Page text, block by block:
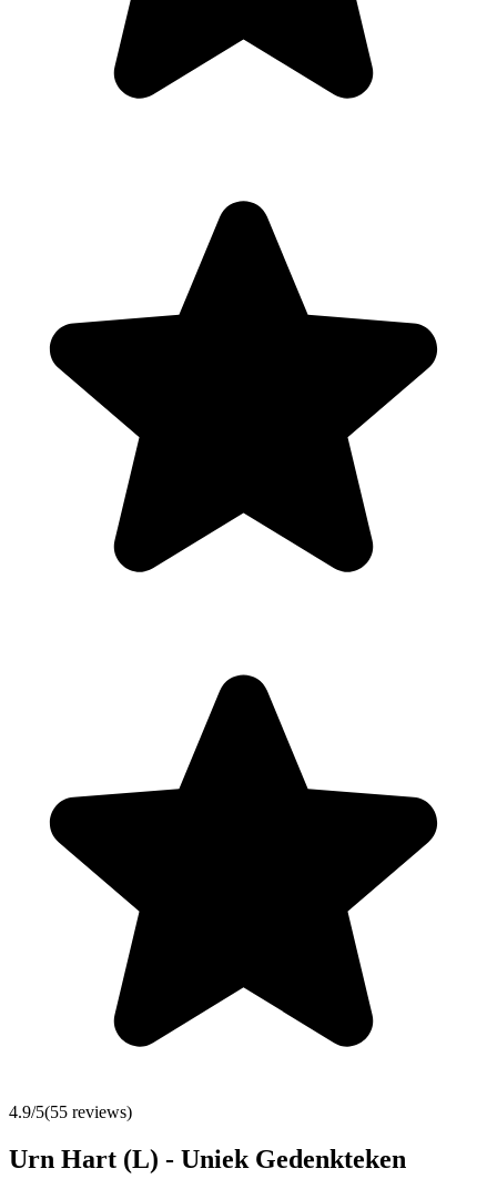
4.9/5(55 reviews)
Urn Hart (L) - Uniek Gedenkteken